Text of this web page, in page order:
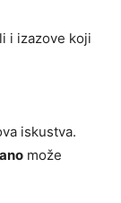
i izazove koji
iskustva.
može